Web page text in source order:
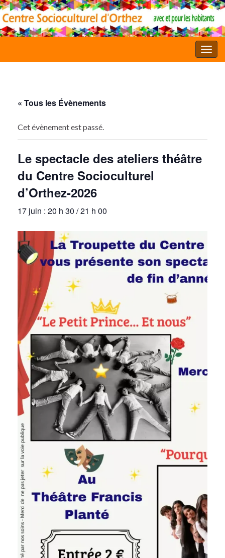
« Tous les Évènements
Cet évènement est passé.
Le spectacle des ateliers théâtre
du Centre Socioculturel
d’Orthez-2026
17 juin : 20 h 30 /21 h 00